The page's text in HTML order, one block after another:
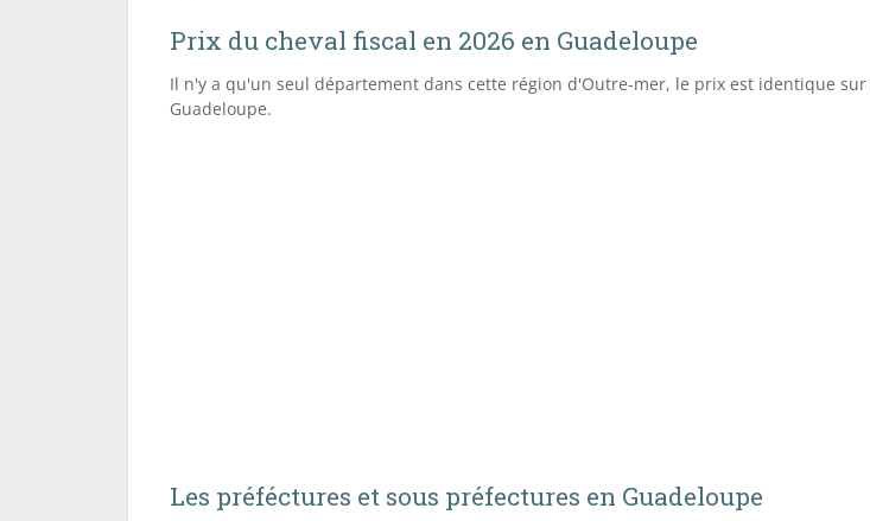
Prix du cheval fiscal en 2026 en Guadeloupe
Il n'y a qu'un seul département dans cette région d'Outre-mer, le prix est identique
Guadeloupe.
Les préféctures et sous préfectures en Guadeloupe